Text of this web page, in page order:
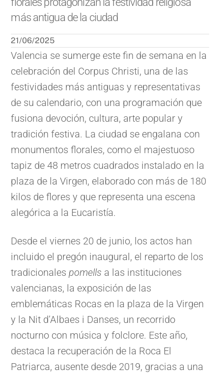
más antigua de la ciudad
21/06/2025
Valencia se sumerge este fin de semana en la
celebración del Corpus Christi, una de las
festividades más antiguas y representativas
de su calendario, con una programación que
fusiona devoción, cultura, arte popular y
tradición festiva. La ciudad se engalana con
monumentos florales, como el majestuoso
tapiz de 48 metros cuadrados instalado en la
plaza de la Virgen, elaborado con más de 180
kilos de flores y que representa una escena
alegórica a la Eucaristía.
Desde el viernes 20 de junio, los actos han
incluido el pregón inaugural, el reparto de los
tradicionalespomells a las instituciones
valencianas, la exposición de las
emblemáticas Rocas en la plaza de la Virgen
y la Nit d’Albaes i Danses, un recorrido
nocturno con música y folclore. Este año,
destaca la recuperación de la Roca El
Patriarca, ausente desde 2019, gracias a una